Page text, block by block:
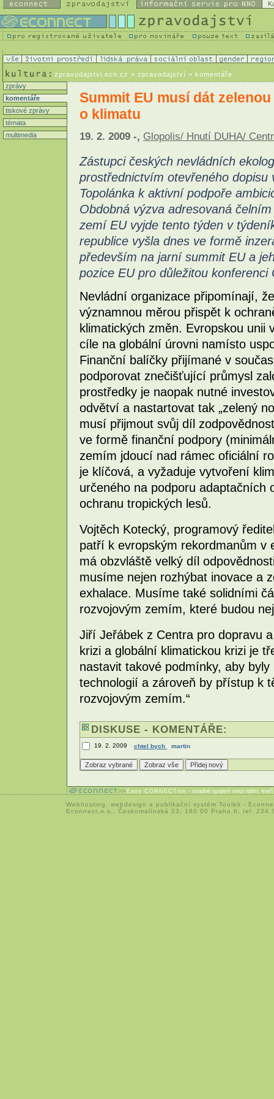
zpravodajstvi.ecn.cz > zpravodajství > komentáře
zprávy
komentáře
tiskové zprávy
témata
multimedia
Summit EU musí dát
o klimatu
19. 2. 2009 -, Glopolis/ Hnutí DUHA/
Zástupci českých nevládních
prostřednictvím otevřeného
Topolánka k aktivní podpoře
Obdobná výzva adresovaná
zemí EU vyjde tento týden v
republice vyšla dnes ve formě
především na jarní summit EU a
pozice EU pro důležitou
Nevládní organizace připomínají,
významnou měrou přispět k
klimatických změn. Evropskou unii
cíle na globální úrovni namísto
Finanční balíčky přijímané v
podporovat znečišťující průmysl
prostředky je naopak nutné
odvětví a nastartovat tak „zelený
musí přijmout svůj díl
ve formě finanční podpory
zemím jdoucí nad rámec oficiální
je klíčová, a vyžaduje vytvoření
určeného na podporu adaptačních
ochranu tropických lesů.
Vojtěch Kotecký, programový
patří k evropským rekordmanům v
má obzvláště velký díl
musíme nejen rozhýbat inovace a
exhalace. Musíme také solidními
rozvojovým zemím, které budou
Jiří Jeřábek z Centra pro dopravu
krizi a globální klimatickou krizi je
nastavit takové podmínky, aby
technologií a zároveň by přístup k
rozvojovým zemím.“
DISKUSE - KOMENTÁŘE:
19. 2. 2009 chtel bych martin
Easy CONNECTion - snadné spojení mezi lidmi,
Webhosting webdesign a publikační systém Toolkit -
Econnect,o.s.; Českomalínská 23; 160 00 Praha 6; tel: 224